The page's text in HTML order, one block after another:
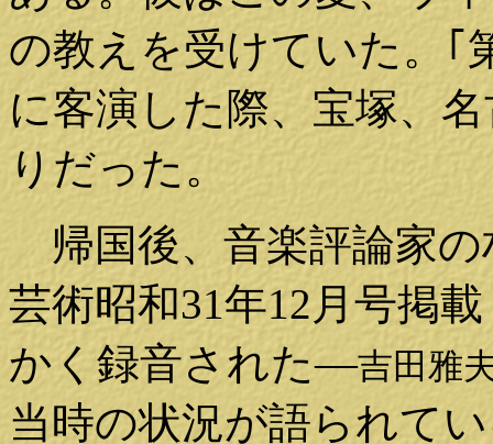
の教えを受けていた。｢
に客演した際、宝塚、
りだった。
帰国後、音楽評論家の
芸術昭和31年12月号掲
かく録音された―吉田雅
当時の状況が語られて